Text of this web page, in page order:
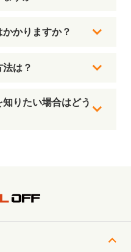
かりますか？
は？
りたい場合はどう